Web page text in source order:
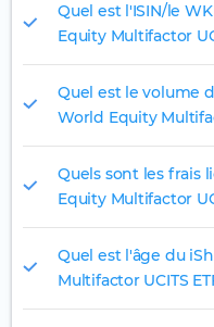
Quel est l'ISIN/le
Equity Multifactor
Quel est le volume
World Equity
Quels sont les frais
Equity Multifactor
Quel est l'âge du
Multifactor UCITS